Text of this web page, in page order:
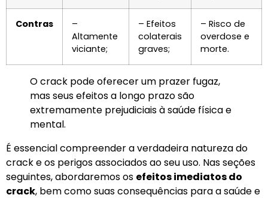
Contras
–
Altamente
viciante;
– Efeitos
colaterais
graves;
– Risco de
overdose e
morte.
O crack pode oferecer um prazer fugaz,
mas seus efeitos a longo prazo são
extremamente prejudiciais à saúde física e
mental.
É essencial compreender a verdadeira natureza do
crack e os perigos associados ao seu uso. Nas seções
seguintes, abordaremos os efeitos imediatos do
crack, bem como suas consequências para a saúde e